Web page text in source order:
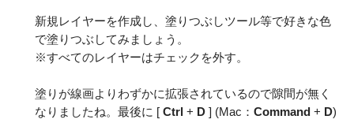
新規レイヤーを作成し、塗りつぶしツール等で好きな色
で塗りつぶしてみましょう。
※すべてのレイヤーはチェックを外す。
塗りが線画よりわずかに拡張されているので隙間が無く
なりましたね。最後に [ Ctrl + D] (Mac： Command + D)